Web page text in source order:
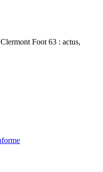
Foot 63 : actus,